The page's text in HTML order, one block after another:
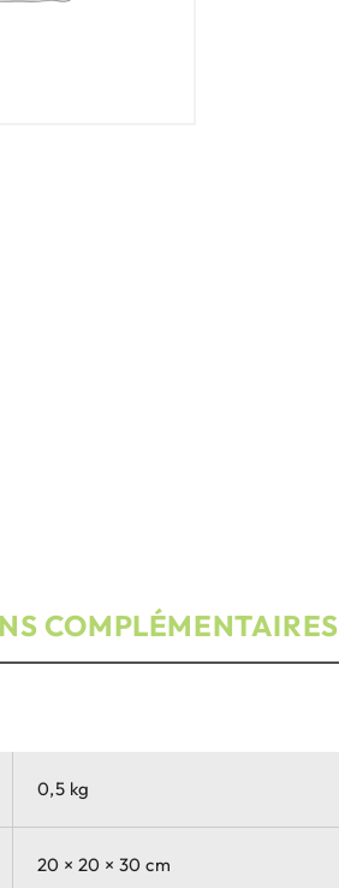
COMPLÉMENTAIRES
0,5 kg
20 × 20 × 30 cm